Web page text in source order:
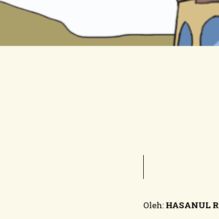
Oleh: HASANUL